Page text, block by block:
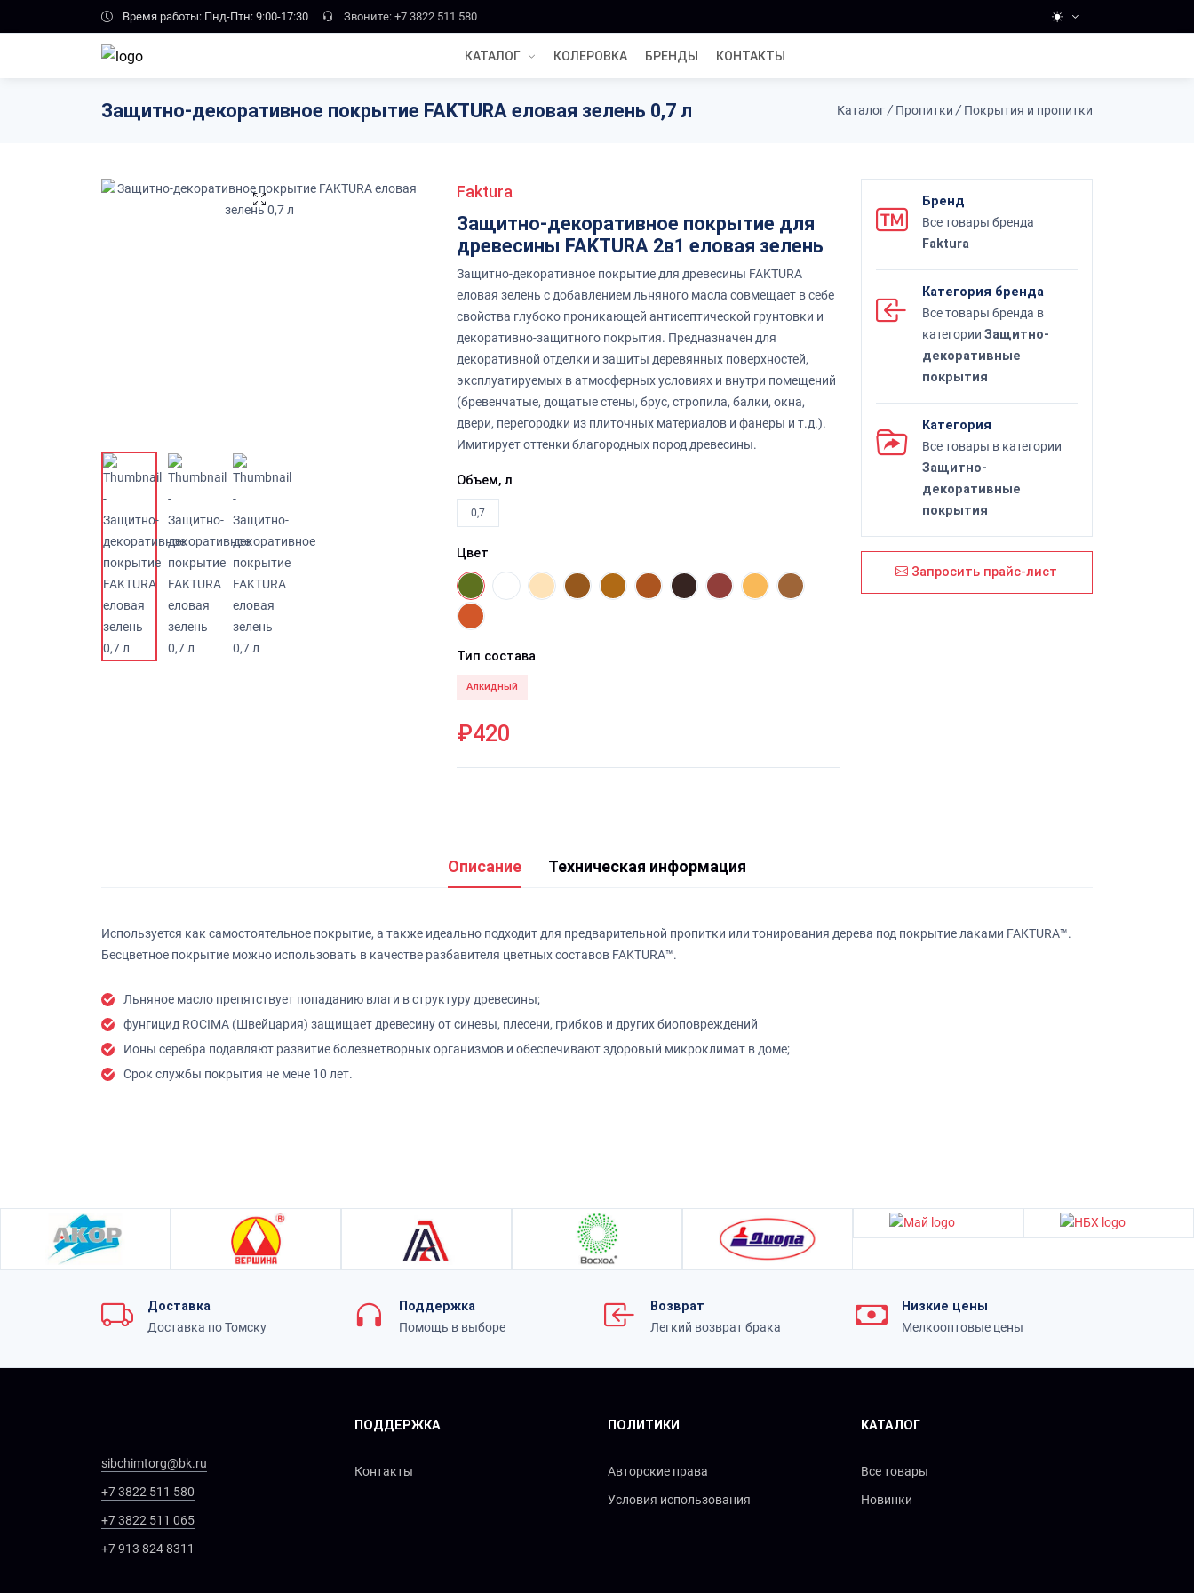
Skip to main content Время работы: Пнд-Птн: 9:00-17:30 Звоните: +7 3822 511 580
КАТАЛОГ КОЛЕРОВКА БРЕНДЫ КОНТАКТЫ
Защитно-декоративное покрытие FAKTURA еловая зелень 0,7 л Каталог/ Пропитки / Покрытия и пропитки
Faktura
Защитно-декоративное покрытие для
древесины FAKTURA 2в1 еловая зелень
Защитно-декоративное покрытие для древесины FAKTURA
еловая зелень с добавлением льняного масла совмещает в себе
свойства глубоко проникающей антисептической грунтовки и
декоративно-защитного покрытия. Предназначен для
декоративной отделки и защиты деревянных поверхностей,
эксплуатируемых в атмосферных условиях и внутри помещений
(бревенчатые, дощатые стены, брус, стропила, балки, окна,
двери, перегородки из плиточных материалов и фанеры и т.д.).
Имитирует оттенки благородных пород древесины.
Объем, л
0,7
Цвет
Тип состава
Алкидный
₽420
Бренд
Все товары бренда
Faktura
Категория бренда
Все товары бренда в
категории Защитно-
декоративные
покрытия
Категория
Все товары в категории
Защитно-
декоративные
покрытия
Запросить прайс-лист
Описание Техническая информация
Используется как самостоятельное покрытие, а также идеально подходит для предварительной пропитки или тонирования дерева под покрытие лаками FAKTURA™.
Бесцветное покрытие можно использовать в качестве разбавителя цветных составов FAKTURA™.
Льняное масло препятствует попаданию влаги в структуру древесины;
фунгицид ROCIMA (Швейцария) защищает древесину от синевы, плесени, грибков и других биоповреждений
Ионы серебра подавляют развитие болезнетворных организмов и обеспечивают здоровый микроклимат в доме;
Срок службы покрытия не мене 10 лет.
Доставка
Доставка по Томску
Поддержка
Помощь в выборе
Возврат
Легкий возврат брака
Низкие цены
Мелкооптовые цены
sibchimtorg@bk.ru
+7 3822 511 580
+7 3822 511 065
+7 913 824 8311
ПОДДЕРЖКА
Контакты
ПОЛИТИКИ
Авторские права
Условия использования
КАТАЛОГ
Все товары
Новинки